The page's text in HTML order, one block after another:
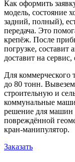
Как оформить
модель, состояние
задний, полный),
передача. Это
крепёж. После
погрузке, составит
доставит на
Для коммерческого
до 80 тонн.
строительную и
коммунальные
решение для машин
повреждённой
кран-манипулятор.
Заказать